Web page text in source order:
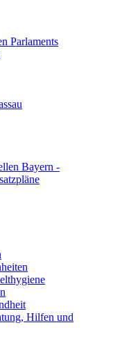
Parlaments
Bayern -
Hilfen und